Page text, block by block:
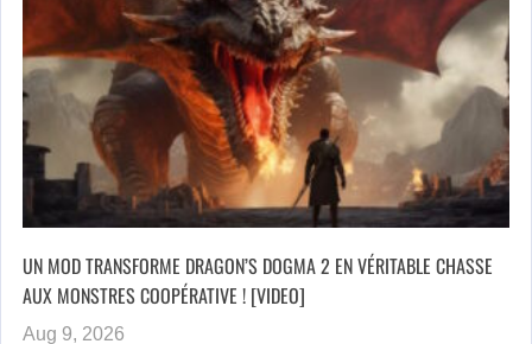
UN MOD TRANSFORME DRAGON’S DOGMA 2 EN VÉRITABLE CHASSE
AUX MONSTRES COOPÉRATIVE ! [VIDEO]
Aug 9, 2026